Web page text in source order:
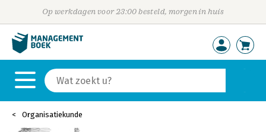
Op werkdagen voor 23:00 besteld, morgen in huis
Organisatiekunde